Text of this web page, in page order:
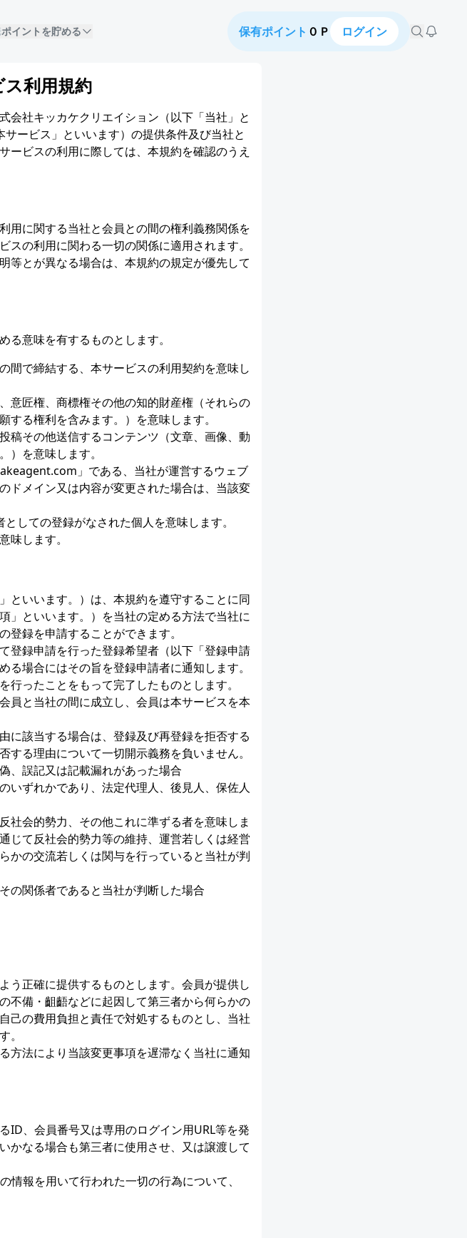
ポイントを貯める 保有ポイント ０Ｐ ログイン
利用規約
会社キッカケクリエイション（以下「当社」と
ービス」といいます）の提供条件及び当社と
ービスの利用に際しては、本規約を確認のうえ
用に関する当社と会員との間の権利義務関係を
の利用に関わる一切の関係に適用されます。
等とが異なる場合は、本規約の規定が優先して
意味を有するものとします。
間で締結する、本サービスの利用契約を意味し
意匠権、商標権その他の知的財産権（それらの
る権利を含みます。）を意味します。
稿その他送信するコンテンツ（文章、画像、動
）を意味します。
」である、当社が運営するウェブ
ドメイン又は内容が変更された場合は、当該変
しての登録がなされた個人を意味します。
味します。
といいます。）は、本規約を遵守することに同
」といいます。）を当社の定める方法で当社に
録を申請することができます。
登録申請を行った登録希望者（以下「登録申請
場合にはその旨を登録申請者に通知します。
ったことをもって完了したものとします。
員と当社の間に成立し、会員は本サービスを本
に該当する場合は、登録及び再登録を拒否する
る理由について一切開示義務を負いません。
、誤記又は記載漏れがあった場合
いずれかであり、法定代理人、後見人、保佐人
社会的勢力、その他これに準ずる者を意味しま
じて反社会的勢力等の維持、運営若しくは経営
かの交流若しくは関与を行っていると当社が判
の関係者であると当社が判断した場合
う正確に提供するものとします。会員が提供し
不備・齟齬などに起因して第三者から何らかの
己の費用負担と責任で対処するものとし、当社
。
方法により当該変更事項を遅滞なく当社に通知
ID、会員番号又は専用のログイン用URL等を発
かなる場合も第三者に使用させ、又は譲渡して
報を用いて行われた一切の行為について、